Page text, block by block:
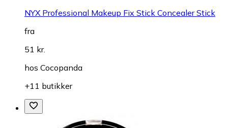
NYX Professional Makeup Fix Stick Concealer Stick
fra
51 kr.
hos Cocopanda
+11 butikker